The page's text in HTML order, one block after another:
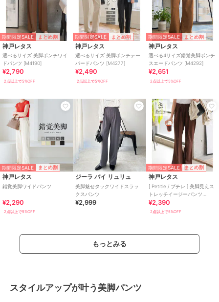
期間限定SALE まとめ割
神戸レタス
選べるサイズ 美脚ポンチワイ
ドパンツ [M4190]
¥2,790
2点以上で5%OFF
期間限定SALE まとめ割
神戸レタス
選べるサイズ 美脚ポンチテー
パードパンツ [M4277]
¥2,490
2点以上で5%OFF
期間限定SALE まとめ割
神戸レタス
選べる4サイズ錯覚美脚ポンチ
スエードパンツ [M4292]
¥2,651
2点以上で5%OFF
期間限定SALE まとめ割
神戸レタス
錯覚美脚ワイドパンツ
¥2,290
2点以上で5%OFF
ジーラ バイ リュリュ
美脚魅せタックワイドスラッ
クスパンツ
¥2,999
期間限定SALE まとめ割
神戸レタス
[ Petitle / プチレ ] 美脚見えス
トレッチイージーパンツ
[M4266]
¥2,390
2点以上で5%OFF
もっとみる
スタイルアップが叶う美脚パンツ